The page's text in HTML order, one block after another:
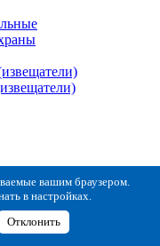
вашим браузером.
в настройках.
Отклонить